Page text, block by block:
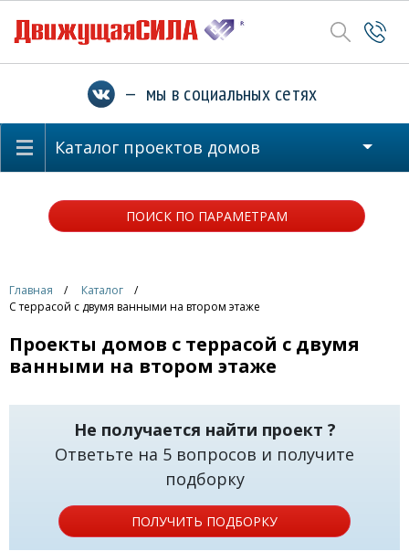
— мы в социальных сетях
Каталог проектов домов
ПОИСК ПО ПАРАМЕТРАМ
Главная
Каталог
С террасой с двумя ванными на втором этаже
Проекты домов с террасой с двумя
ванными на втором этаже
Не получается найти проект ?
Ответьте на 5 вопросов и получите
подборку
ПОЛУЧИТЬ ПОДБОРКУ